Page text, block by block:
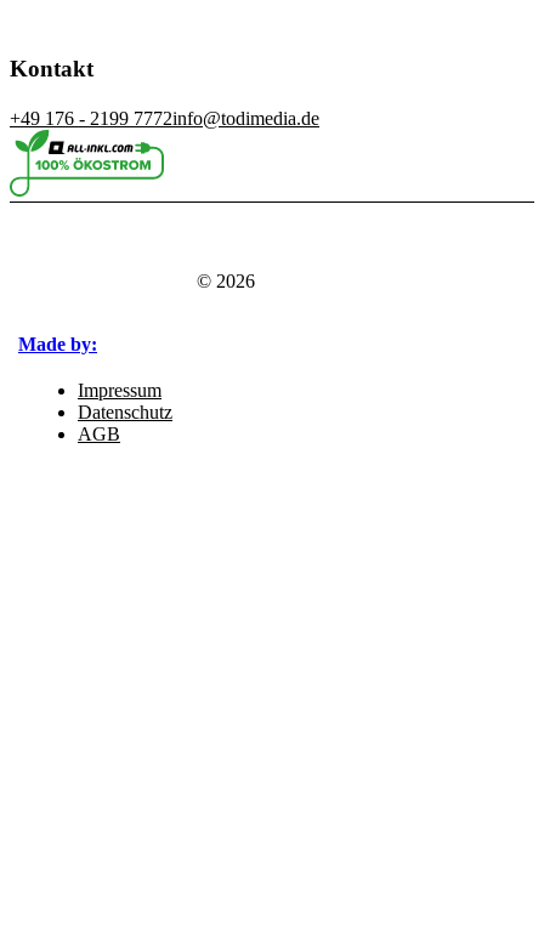
Kontakt
+49 176 - 2199 7772info@todimedia.de
Made by:
© 2026
Impressum
Datenschutz
AGB